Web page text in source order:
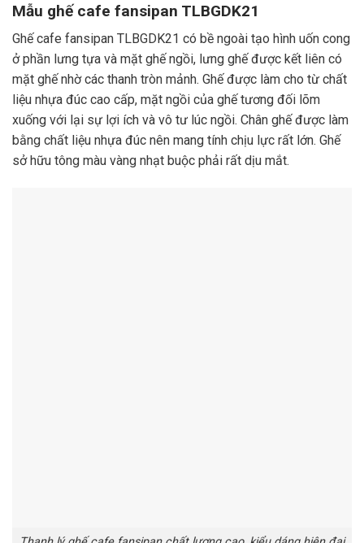
Mẫu ghế cafe fansipan TLBGDK21
Ghế cafe fansipan TLBGDK21 có bề ngoài tạo hình uốn cong
ở phần lưng tựa và mặt ghế ngồi, lưng ghế được kết liên có
mặt ghế nhờ các thanh tròn mảnh. Ghế được làm cho từ chất
liệu nhựa đúc cao cấp, mặt ngồi của ghế tương đối lõm
xuống với lại sự lợi ích và vô tư lúc ngồi. Chân ghế được làm
bằng chất liệu nhựa đúc nên mang tính chịu lực rất lớn. Ghế
sở hữu tông màu vàng nhạt buộc phải rất dịu mắt.